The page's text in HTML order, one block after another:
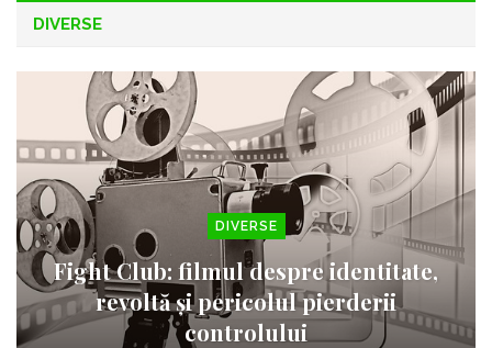
DIVERSE
DIVERSE
Fight Club: filmul despre identitate,
revoltă și pericolul pierderii
controlului